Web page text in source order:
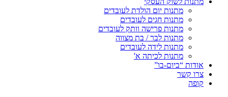
מתנות יום הולדת לעובדים
מתנות חגים לעובדים
מתנות פרישה וותק לעובדים
מתנות לבר / בת מצווה
מתנות לידה לעובדים
מתנות לכיתה א'
אודות “ביום-בו”
צרו קשר
קופה